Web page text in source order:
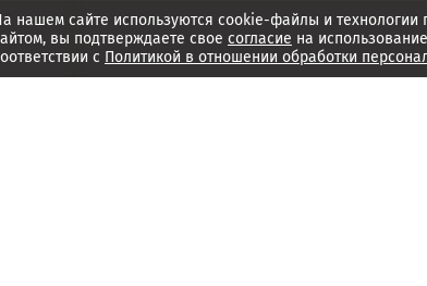
нашем сайте используются cookie-файлы и
вы подтверждаете свое согласие на
с Политикой в отношении обработки